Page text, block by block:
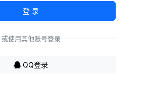
登 录
或使用其他账号登录
QQ登录